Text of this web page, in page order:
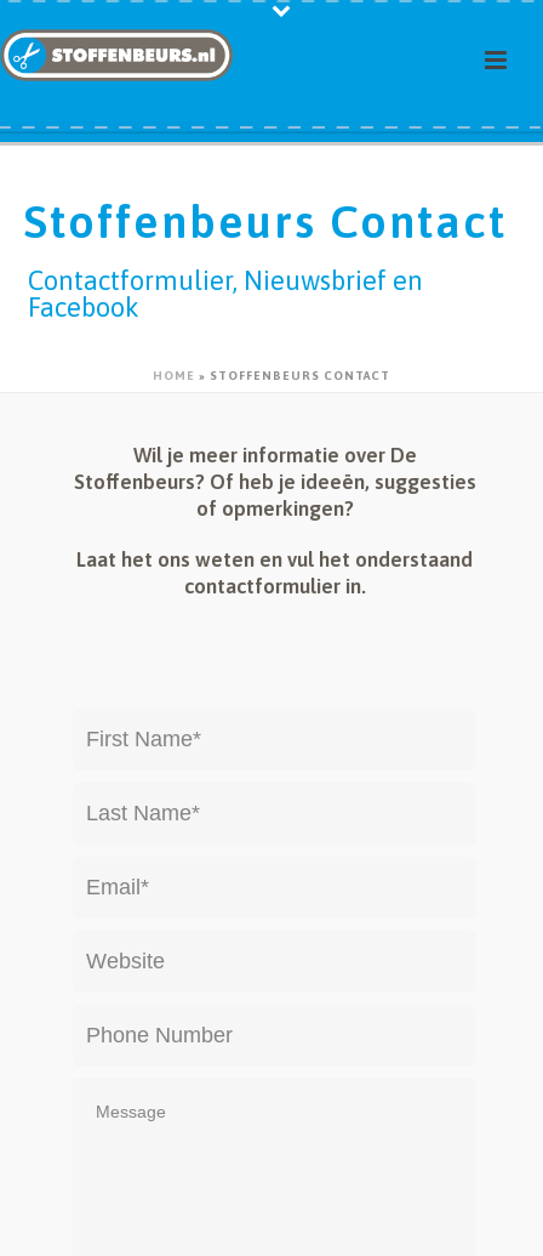
Stoffenbeurs Contact
Contactformulier, Nieuwsbrief en
Facebook
HOME » STOFFENBEURS CONTACT
Wil je meer informatie over De
Stoffenbeurs? Of heb je ideeën, suggesties
of opmerkingen?
Laat het ons weten en vul het onderstaand
contactformulier in.